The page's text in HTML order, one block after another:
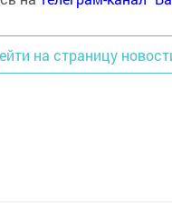
на страницу